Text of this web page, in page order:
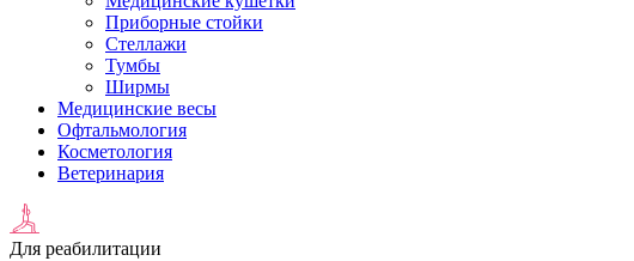
Приборные стойки
Стеллажи
Тумбы
Ширмы
Медицинские весы
Офтальмология
Косметология
Ветеринария
Для реабилитации